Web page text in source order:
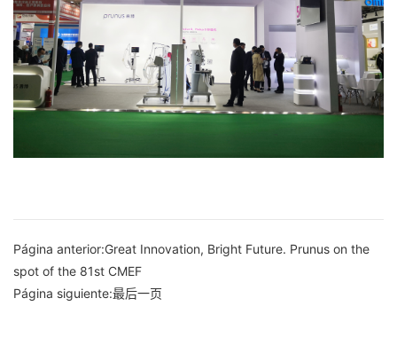
Página anterior:Great Innovation, Bright Future. Prunus on the
spot of the 81st CMEF
Página siguiente:最后一页